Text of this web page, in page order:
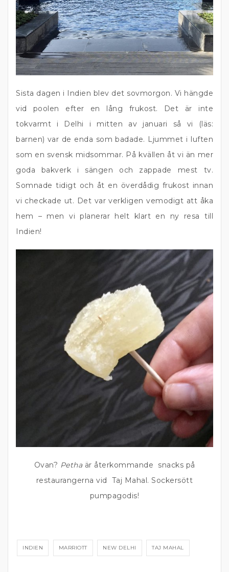
Sista dagen i Indien blev det sovmorgon. Vi hängde
vid poolen efter en lång frukost. Det är inte
tokvarmt i Delhi i mitten av januari så vi (läs:
barnen) var de enda som badade. Ljummet i luften
som en svensk midsommar. På kvällen åt vi än mer
goda bakverk i sängen och zappade mest tv.
Somnade tidigt och åt en överdådig frukost innan
vi checkade ut. Det var verkligen vemodigt att åka
hem – men vi planerar helt klart en ny resa till
Indien!
Ovan? Pethaär återkommande snacks på
restaurangerna vid Taj Mahal. Sockersött
pumpagodis!
INDIEN MARRIOTT NEW DELHI TAJ MAHAL